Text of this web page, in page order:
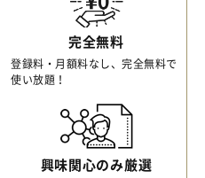
完全無料
登録料・月額料なし、完全無料で
使い放題！
興味関心のみ厳選